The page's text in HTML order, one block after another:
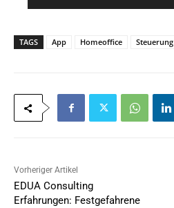
l
TAGS App Homeoffice Steuerung
Vorheriger Artikel
EDUA Consulting
Erfahrungen: Festgefahrene